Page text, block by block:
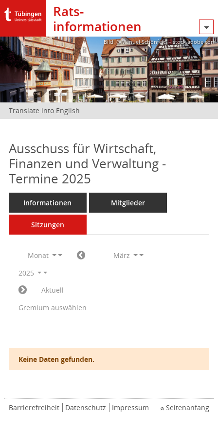
Rats­
informationen
Bild: @Manuel Schönfeld – stock.adobe.com
Translate into English
Ausschuss für Wirtschaft,
Finanzen und Verwaltung -
Termine 2025
Informationen Mitglieder
Sitzungen
Monat
März
2025
Aktuell
Gremium auswählen
Keine Daten gefunden.
Barrierefreiheit Datenschutz Impressum Seitenanfang